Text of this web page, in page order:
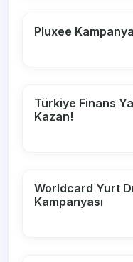
Pluxee
Türkiye Finans
Kazan!
Worldcard Yurt
Kampanyası